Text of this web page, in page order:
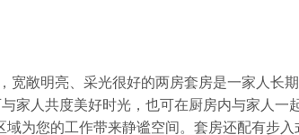
宽敞明亮、采光很好的两房套房是一家人长
家人共度美好时光，也可在厨房内与家人一
为您的工作带来静谧空间。套房还配有步